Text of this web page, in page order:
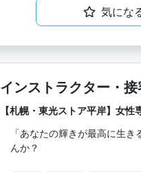
気にな
インストラクター・
【札幌・東光ストア平岸】女
「あなたの輝きが最高に生
んか？